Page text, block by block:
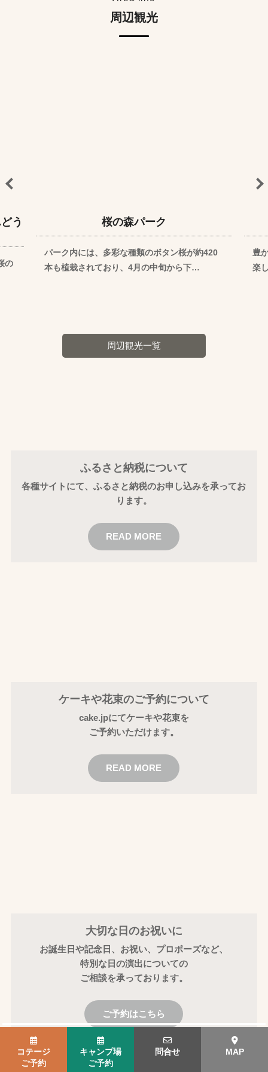
周辺観光
う
の
桜の森パーク
パーク内には、多彩な種類のボタン桜が約420
本も植栽されており、4月の中旬から下…
豊
楽
周辺観光一覧
ふるさと納税について
各種サイトにて、ふるさと納税のお申し込みを承ってお
ります。
READ MORE
ケーキや花束のご予約について
cake.jpにてケーキや花束を
ご予約いただけます。
READ MORE
大切な日のお祝いに
お誕生日や記念日、お祝い、プロポーズなど、
特別な日の演出についての
ご相談を承っております。
ご予約はこちら
コテージ
ご予約
キャンプ場
ご予約
問合せ MAP